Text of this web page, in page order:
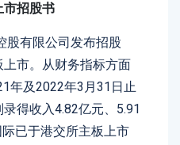
市招股书
股有限公司发布招股
市。从财务指标方面
年及2022年3月31日止
得收入4.82亿元、5.91
已于港交所主板上市